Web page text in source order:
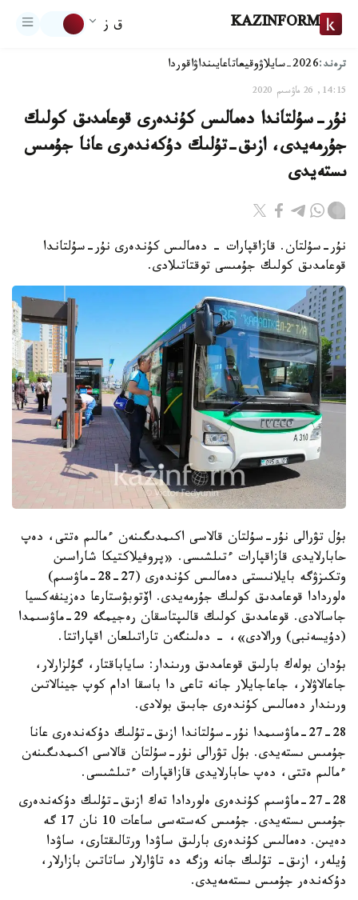
KAZINFORM ق ز
ترەند:2026-سايلاۋ وقيعاتاعايىنداۋاقوردا
14:15, 26 ماۋسىم 2020
نۇر-سۇلتاندا دەمالىس كۇندەرى قوعامدىق كولىك
جۇرمەيدى، ازىق-تۇلىك دۇكەندەرى عانا جۇمىس
ىستەيدى
نۇر-سۇلتان. قازاقپارات - دەمالىس كۇندەرى نۇر-سۇلتاندا
قوعامدىق كولىك جۇمىسى توقتاتىلادى.
بۇل تۋرالى نۇر-سۇلتان قالاسى اكىمدىگىنەن ءمالىم ەتتى، دەپ
حابارلايدى قازاقپارات ءتىلشىسى. «پروفيلاكتيكا شاراسىن
وتكىزۋگە بايلانىستى دەمالىس كۇندەرى (27-28-ماۋسىم)
ەلوردادا قوعامدىق كولىك جۇرمەيدى. اۆتوبۋستارعا دەزينفەكسيا
جاسالادى. قوعامدىق كولىك قالىپتاسقان رەجيمگە 29-ماۋسىمدا
(دۇيسەنبى) ورالادى»، - دەلىنگەن تاراتىلعان اقپاراتتا.
بۇدان بولەك بارلىق قوعامدىق ورىندار: ساياباقتار، گۇلزارلار،
جاعالاۋلار، جاعاجايلار جانە تاعى دا باسقا ادام كوپ جينالاتىن
ورىندار دەمالىس كۇندەرى جابىق بولادى.
27-28-ماۋسىمدا نۇر-سۇلتاندا ازىق-تۇلىك دۇكەندەرى عانا
جۇمىس ىستەيدى. بۇل تۋرالى نۇر-سۇلتان قالاسى اكىمدىگىنەن
ءمالىم ەتتى، دەپ حابارلايدى قازاقپارات ءتىلشىسى.
27-28-ماۋسىم كۇندەرى ەلوردادا تەك ازىق-تۇلىك دۇكەندەرى
جۇمىس ىستەيدى. جۇمىس كەستەسى ساعات 10 نان 17 گە
دەيىن. دەمالىس كۇندەرى بارلىق ساۋدا ورتالىقتارى، ساۋدا
ۇيلەر، ازىق- تۇلىك جانە وزگە دە تاۋارلار ساتاتىن بازارلار،
دۇكەندەر جۇمىس ىستەمەيدى.